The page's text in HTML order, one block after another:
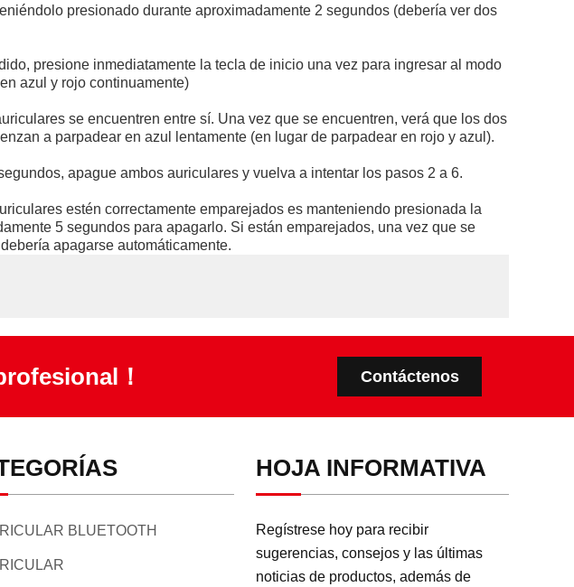
presionado durante aproximadamente 2 segundos (debería ver dos
presione inmediatamente la tecla de inicio una vez para ingresar al modo
azul y rojo continuamente)
se encuentren entre sí. Una vez que se encuentren, verá que los dos
a parpadear en azul lentamente (en lugar de parpadear en rojo y azul).
apague ambos auriculares y vuelva a intentar los pasos 2 a 6.
estén correctamente emparejados es manteniendo presionada la
5 segundos para apagarlo. Si están emparejados, una vez que se
apagarse automáticamente.
！ Contáctenos
BLUETOOTH
HOJA INFORMATIVA
Regístrese hoy para recibir
sugerencias, consejos y las últimas
noticias de productos, además de